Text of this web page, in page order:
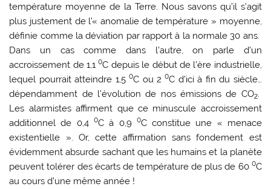
température moyenne de la Terre. Nous savons qu’il s’agit
plus justement de l’« anomalie de température » moyenne,
définie comme la déviation par rapport à la normale 30 ans.
Dans un cas comme dans l’autre, on parle d’un
accroissement de 1,10C depuis le début de l’ère industrielle,
lequel pourrait atteindre 1,50C ou 20C d’ici à fin du siècle…
dépendamment de l’évolution de nos émissions de CO2.
Les alarmistes affirment que ce minuscule accroissement
additionnel de 0,4 0C à 0,9 0C constitue une « menace
existentielle ». Or, cette affirmation sans fondement est
évidemment absurde sachant que les humains et la planète
peuvent tolérer des écarts de température de plus de 60 0C
au cours d’une même année !